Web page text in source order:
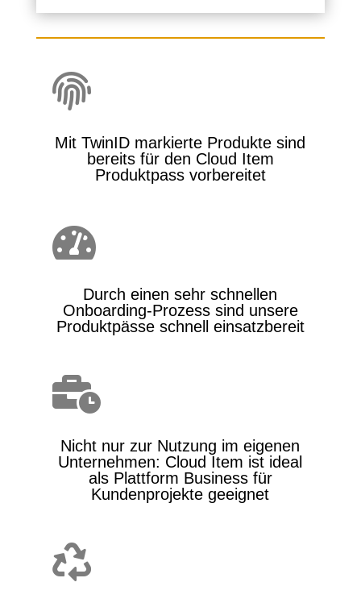

Mit TwinID markierte Produkte sind
bereits für den Cloud Item
Produktpass vorbereitet

Durch einen sehr schnellen
Onboarding-Prozess sind unsere
Produktpässe schnell einsatzbereit

Nicht nur zur Nutzung im eigenen
Unternehmen: Cloud Item ist ideal
als Plattform Business für
Kundenprojekte geeignet
